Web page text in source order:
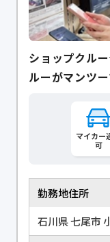
ショップクル
ルーがマンツ
マイカー
可
勤務地住所
石川県 七尾市